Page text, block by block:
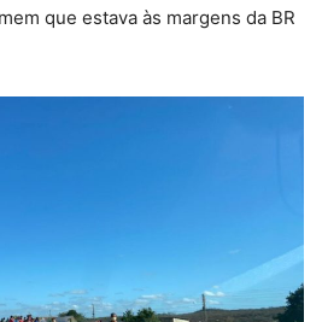
que estava às margens da BR